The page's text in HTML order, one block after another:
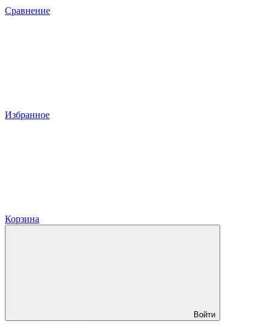
Сравнение
Избранное
Корзина
Войти